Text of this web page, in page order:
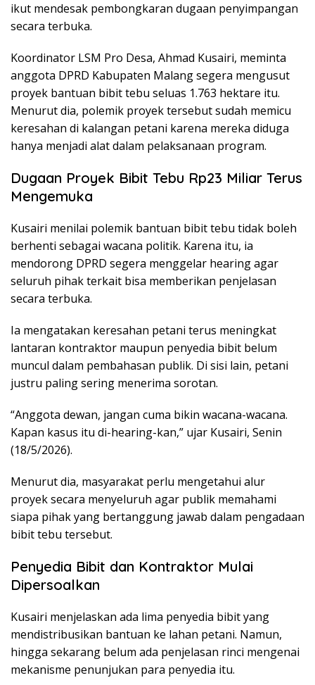
ikut mendesak pembongkaran dugaan penyimpangan
secara terbuka.
Koordinator LSM Pro Desa, Ahmad Kusairi, meminta
anggota DPRD Kabupaten Malang segera mengusut
proyek bantuan bibit tebu seluas 1.763 hektare itu.
Menurut dia, polemik proyek tersebut sudah memicu
keresahan di kalangan petani karena mereka diduga
hanya menjadi alat dalam pelaksanaan program.
Dugaan Proyek Bibit Tebu Rp23 Miliar Terus
Mengemuka
Kusairi menilai polemik bantuan bibit tebu tidak boleh
berhenti sebagai wacana politik. Karena itu, ia
mendorong DPRD segera menggelar hearing agar
seluruh pihak terkait bisa memberikan penjelasan
secara terbuka.
Ia mengatakan keresahan petani terus meningkat
lantaran kontraktor maupun penyedia bibit belum
muncul dalam pembahasan publik. Di sisi lain, petani
justru paling sering menerima sorotan.
“Anggota dewan, jangan cuma bikin wacana-wacana.
Kapan kasus itu di-hearing-kan,” ujar Kusairi, Senin
(18/5/2026).
Menurut dia, masyarakat perlu mengetahui alur
proyek secara menyeluruh agar publik memahami
siapa pihak yang bertanggung jawab dalam pengadaan
bibit tebu tersebut.
Penyedia Bibit dan Kontraktor Mulai
Dipersoalkan
Kusairi menjelaskan ada lima penyedia bibit yang
mendistribusikan bantuan ke lahan petani. Namun,
hingga sekarang belum ada penjelasan rinci mengenai
mekanisme penunjukan para penyedia itu.